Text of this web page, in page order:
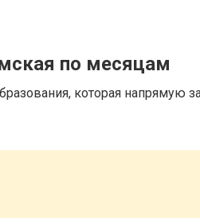
по месяцам
которая напрямую